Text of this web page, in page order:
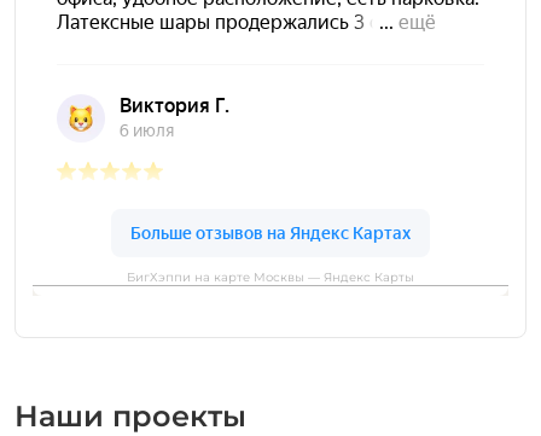
БигХэппи на карте Москвы — Яндекс Карты
Наши проекты